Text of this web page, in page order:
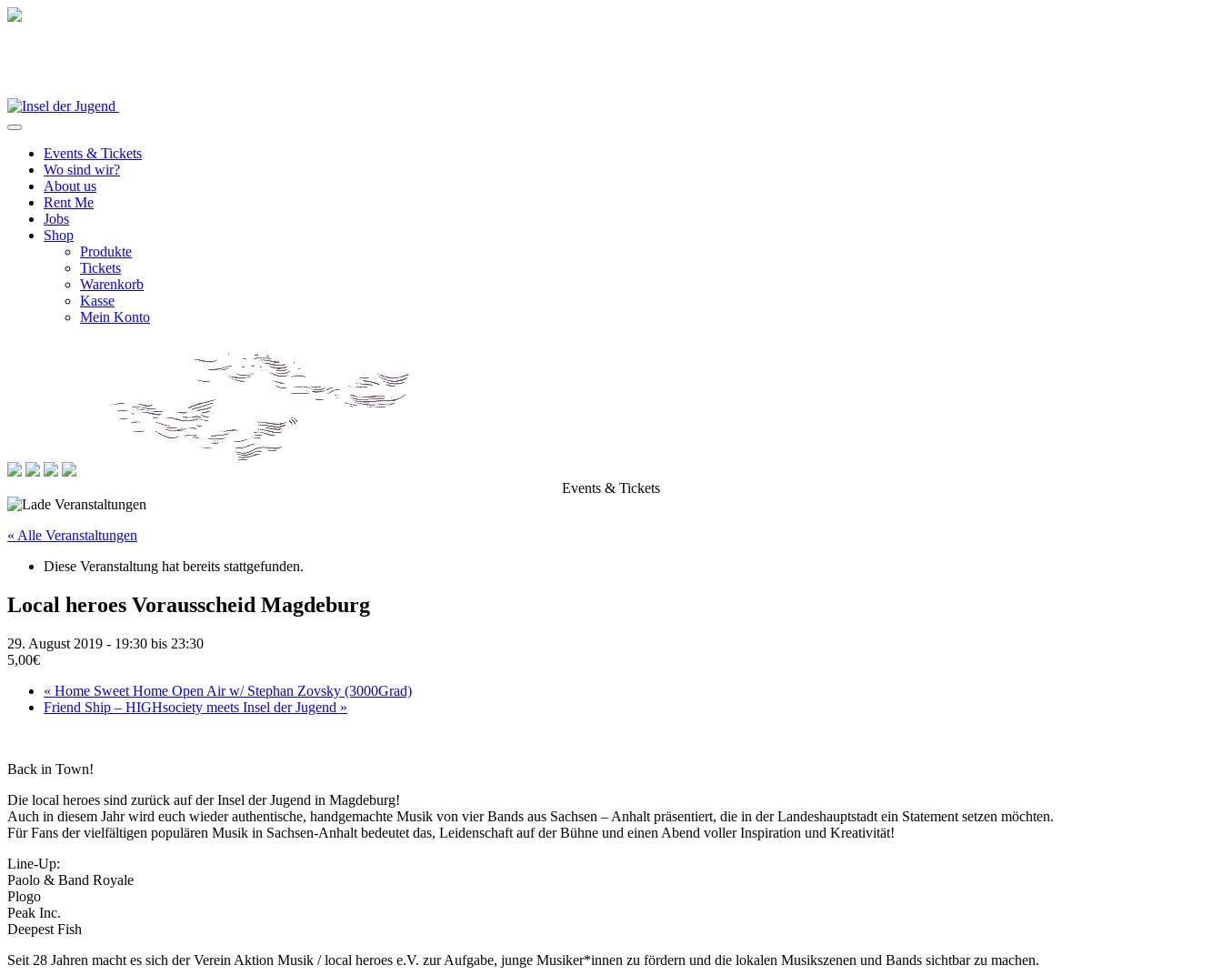
Events & Tickets
Wo sind wir?
About us
Rent Me
Jobs
Shop
Produkte
Tickets
Warenkorb
Kasse
Mein Konto
Events & Tickets
« Alle Veranstaltungen
Diese Veranstaltung hat bereits stattgefunden.
Local heroes Vorausscheid Magdeburg
29. August 2019 - 19:30 bis 23:30
5,00€
« Home Sweet Home Open Air w/ Stephan Zovsky (3000Grad)
Friend Ship – HIGHsociety meets Insel der Jugend »
Back in Town!
Die local heroes sind zurück auf der Insel der Jugend in Magdeburg!
Auch in diesem Jahr wird euch wieder authentische, handgemachte Musik von vier Bands aus Sachsen – Anhalt präsentiert, die in der Landeshauptstadt ein Statement setzen möchten.
Für Fans der vielfältigen populären Musik in Sachsen-Anhalt bedeutet das, Leidenschaft auf der Bühne und einen Abend voller Inspiration und Kreativität!
Line-Up:
Paolo & Band Royale
Plogo
Peak Inc.
Deepest Fish
Seit 28 Jahren macht es sich der Verein Aktion Musik / local heroes e.V. zur Aufgabe, junge Musiker*innen zu fördern und die lokalen Musikszenen und Bands sichtbar zu machen.